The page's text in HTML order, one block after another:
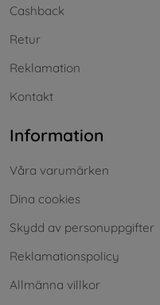
Cashback
Retur
Reklamation
Kontakt
Information
Våra varumärken
Dina cookies
Skydd av personuppgifter
Reklamationspolicy
Allmänna villkor